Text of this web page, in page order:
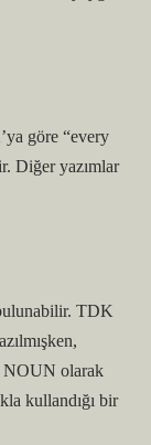
göre “every
Diğer yazımlar
TDK
NOUN olarak
kullandığı bir